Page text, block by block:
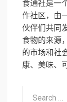
食通社是一
作社区，由
伙伴们共同
食物的来源
的市场和社
康、美味、